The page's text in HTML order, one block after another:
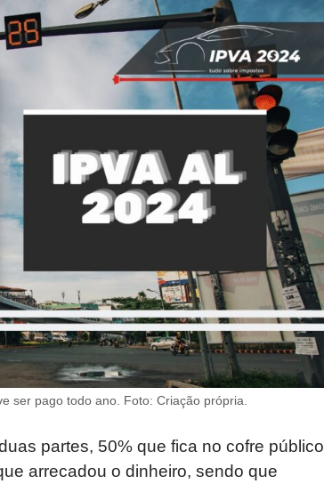
ser pago todo ano. Foto: Criação própria.
partes, 50% que fica no cofre público
arrecadou o dinheiro, sendo que